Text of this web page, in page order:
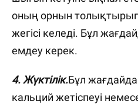
оның орнын
жегісі келеді. Бұл
емдеу керек.
4. Жүктілік.Бұл
кальций жетіспеуі